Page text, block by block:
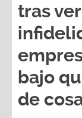
tras
bajo
de